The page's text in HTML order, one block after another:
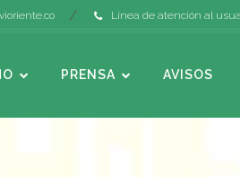
Línea de atención al
PRENSA AVISOS